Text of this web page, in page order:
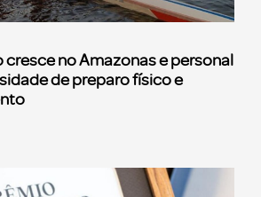
cresce no Amazonas e personal
de preparo físico e